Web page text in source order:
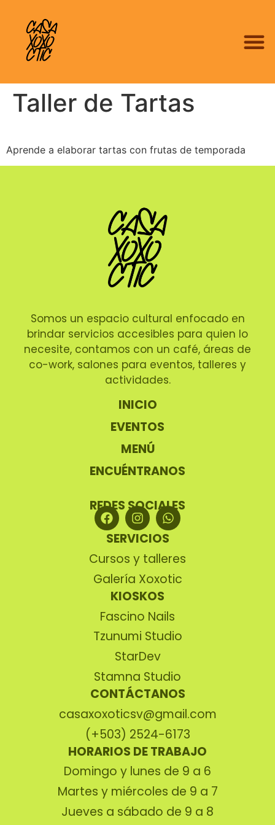
Taller de Tartas
Aprende a elaborar tartas con frutas de temporada
Somos un espacio cultural enfocado en
brindar servicios accesibles para quien lo
necesite, contamos con un café, áreas de
co-work, salones para eventos, talleres y
actividades.
INICIO
EVENTOS
MENÚ
ENCUÉNTRANOS
REDES SOCIALES
SERVICIOS
Cursos y talleres
Galería Xoxotic
KIOSKOS
Fascino Nails
Tzunumi Studio
StarDev
Stamna Studio
CONTÁCTANOS
casaxoxoticsv@gmail.com
(+503) 2524-6173
HORARIOS DE TRABAJO
Domingo y lunes de 9 a 6
Martes y miércoles de 9 a 7
Jueves a sábado de 9 a 8